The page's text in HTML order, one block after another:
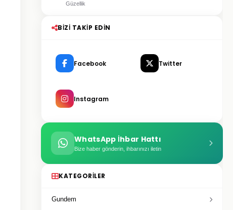
Güzellik
BIZI TAKIP EDIN
Facebook Twitter
Instagram
WhatsApp İhbar Hattı
Bize haber gönderin, ihbarınızı iletin
KATEGORILER
Gundem